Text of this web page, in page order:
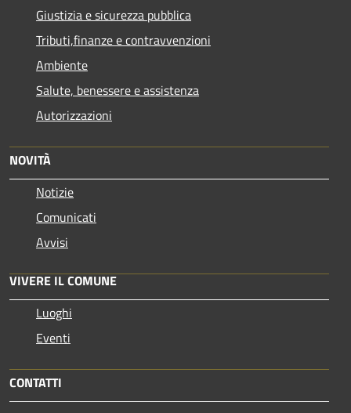
Giustizia e sicurezza pubblica
Tributi,finanze e contravvenzioni
Ambiente
Salute, benessere e assistenza
Autorizzazioni
NOVITÀ
Notizie
Comunicati
Avvisi
VIVERE IL COMUNE
Luoghi
Eventi
CONTATTI